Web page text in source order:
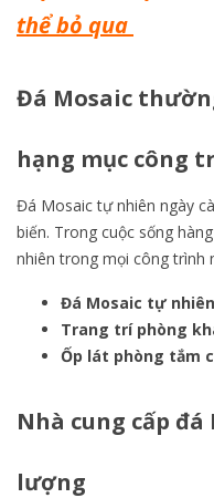
thể bỏ qua
Đá Mosaic
hạng mục công
Đá Mosaic tự nhiên ngày
biến. Trong cuộc sống
nhiên trong mọi công trình
Đá Mosaic tự
Trang trí phòng
Ốp lát phòng tắm
Nhà cung cấp
lượng